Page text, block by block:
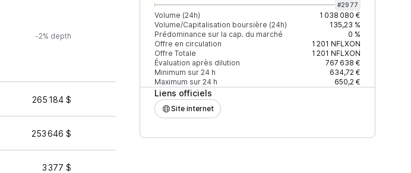
#2977
Volume (24h)
1 038 080 €
Volume/Capitalisation boursière (24h)
135,23 %
Prédominance sur la cap. du marché
0 %
Offre en circulation
1 201 NFLXON
Offre Totale
1 201 NFLXON
Évaluation après dilution
767 638 €
Minimum sur 24 h
634,72 €
Maximum sur 24 h
650,2 €
Liens officiels
Site internet
-2% depth Volume (24h) % du volume Confiance Mis à jour
265 184 $ 1 012 762 $ 84,68 %
253 646 $ 123 555 $ Récemment
3 377 $